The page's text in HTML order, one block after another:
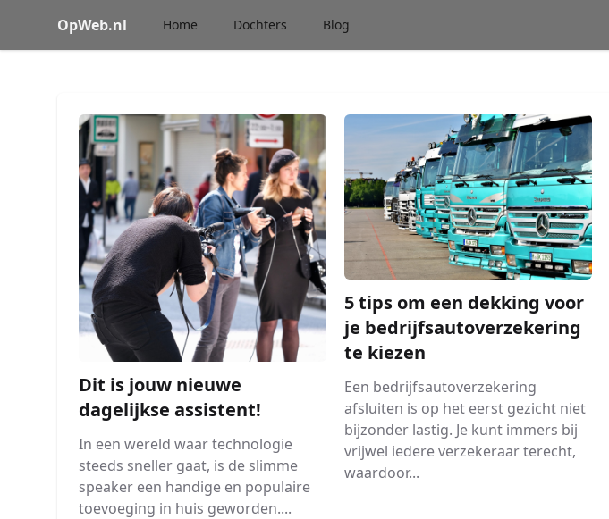
OpWeb.nl Home Dochters Blog
Dit is jouw nieuwe
dagelijkse assistent!
In een wereld waar technologie
steeds sneller gaat, is de slimme
speaker een handige en populaire
toevoeging in huis geworden....
5 tips om een dekking voor
je bedrijfsautoverzekering
te kiezen
Een bedrijfsautoverzekering
afsluiten is op het eerst gezicht niet
bijzonder lastig. Je kunt immers bij
vrijwel iedere verzekeraar terecht,
waardoor...